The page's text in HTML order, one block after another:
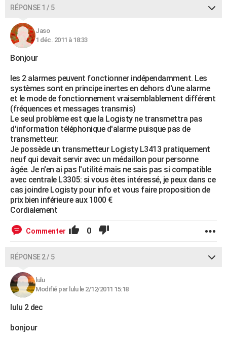
FORUM
Bricolage
Lifestyle
Culture
Sport
Auto
Television
Voyage
Cinema
RÉPONSE 1 / 5
Jaso
1 déc. 2011 à 18:33
Bonjour
les 2 alarmes peuvent fonctionner indépendamment. Les
systèmes sont en principe inertes en dehors d'une alarme
et le mode de fonctionnement vraisemblablement différent
(fréquences et messages transmis)
Le seul problème est que la Logisty ne transmettra pas
d'information téléphonique d'alarme puisque pas de
transmetteur.
Je possède un transmetteur Logisty L3413 pratiquement
neuf qui devait servir avec un médaillon pour personne
âgée. Je n'en ai pas l'utilité mais ne sais pas si compatible
avec centrale L3305: si vous êtes intéressé, je peux dans ce
cas joindre Logisty pour info et vous faire proposition de
prix bien inférieure aux 1000 €
Cordialement
Commenter 0
RÉPONSE 2 / 5
lulu
Modifié par lulu le 2/12/2011 15:18
lulu 2 dec
bonjour